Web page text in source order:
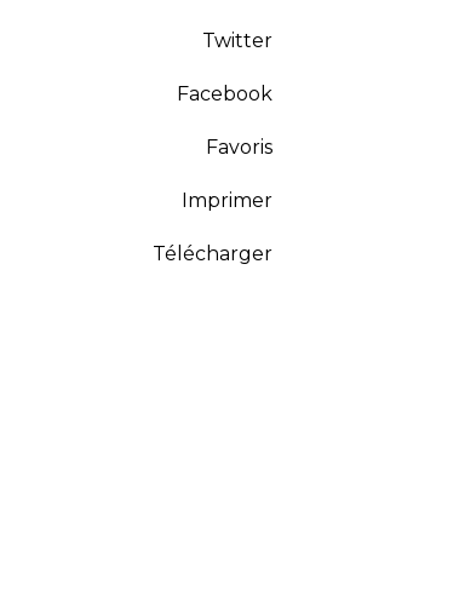
Twitter
Facebook
Favoris
Imprimer
Télécharger